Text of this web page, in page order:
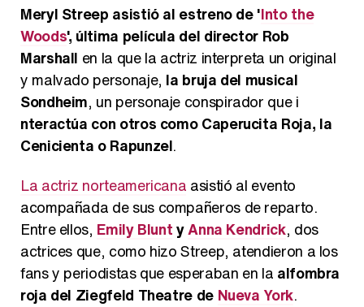
Meryl Streep asistió al estreno de 'Into the
Woods', última película del director Rob
Marshall en la que la actriz interpreta un original
y malvado personaje, la bruja del musical
Sondheim, un personaje conspirador que i
nteractúa con otros como Caperucita Roja, la
Cenicienta o Rapunzel.
La actriz norteamericana asistió al evento
acompañada de sus compañeros de reparto.
Entre ellos, Emily BluntyAnna Kendrick, dos
actrices que, como hizo Streep, atendieron a los
fans y periodistas que esperaban en la alfombra
roja del Ziegfeld Theatre de Nueva York.